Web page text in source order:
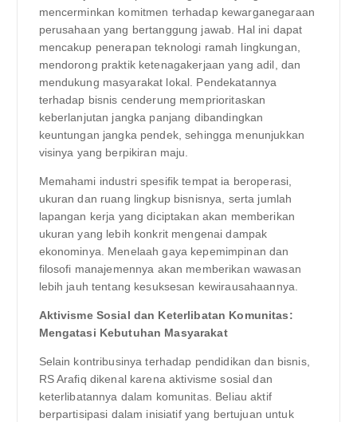
mencerminkan komitmen terhadap kewarganegaraan
perusahaan yang bertanggung jawab. Hal ini dapat
mencakup penerapan teknologi ramah lingkungan,
mendorong praktik ketenagakerjaan yang adil, dan
mendukung masyarakat lokal. Pendekatannya
terhadap bisnis cenderung memprioritaskan
keberlanjutan jangka panjang dibandingkan
keuntungan jangka pendek, sehingga menunjukkan
visinya yang berpikiran maju.
Memahami industri spesifik tempat ia beroperasi,
ukuran dan ruang lingkup bisnisnya, serta jumlah
lapangan kerja yang diciptakan akan memberikan
ukuran yang lebih konkrit mengenai dampak
ekonominya. Menelaah gaya kepemimpinan dan
filosofi manajemennya akan memberikan wawasan
lebih jauh tentang kesuksesan kewirausahaannya.
Aktivisme Sosial dan Keterlibatan Komunitas:
Mengatasi Kebutuhan Masyarakat
Selain kontribusinya terhadap pendidikan dan bisnis,
RS Arafiq dikenal karena aktivisme sosial dan
keterlibatannya dalam komunitas. Beliau aktif
berpartisipasi dalam inisiatif yang bertujuan untuk